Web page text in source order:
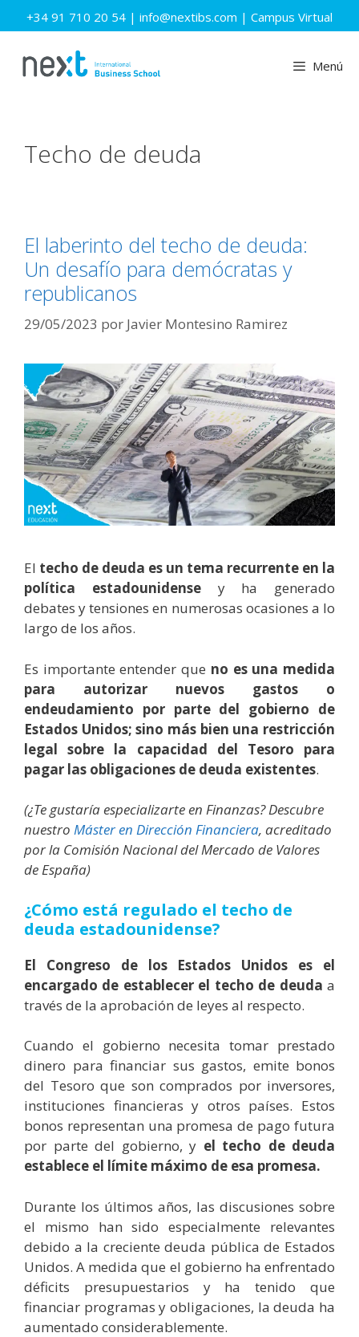
Saltar
al
+34 91 710 20 54 | info@nextibs.com | Campus Virtual
Menú
Techo de deuda
El laberinto del techo de deuda:
Un desafío para demócratas y
republicanos
29/05/2023 por Javier Montesino Ramirez
El techo de deuda es un tema recurrente en la
política estadounidensey ha generado
debates y tensiones en numerosas ocasiones a lo
largo de los años.
Es importante entender que no es una medida
para autorizar nuevos gastos o
endeudamiento por parte del gobierno de
Estados Unidos; sino más bien una restricción
legal sobre la capacidad del Tesoro
para
pagar las obligaciones de deuda existentes.
(¿Te gustaría especializarte en Finanzas? Descubre
nuestro Máster en Dirección Financiera, acreditado
por la Comisión Nacional del Mercado de Valores
de España)
¿Cómo está regulado el techo de
deuda estadounidense?
El Congreso de los Estados Unidos es el
encargado de establecer el techo de deuda a
través de la aprobación de leyes al respecto.
Cuando el gobierno necesita tomar prestado
dinero para financiar sus gastos, emite bonos
del Tesoro que son comprados por inversores,
instituciones financieras y otros países. Estos
bonos representan una promesa de pago futura
por parte del gobierno, y el techo de deuda
establece el límite máximo de esa promesa.
Durante los últimos años, las discusiones sobre
el mismo han sido especialmente relevantes
debido a la creciente deuda pública de Estados
Unidos. A medida que el gobierno ha enfrentado
déficits presupuestarios y ha tenido que
financiar programas y obligaciones, la deuda ha
aumentado considerablemente.